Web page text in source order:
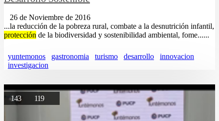
26 de Noviembre de 2016
...la reducción de la pobreza rural, combate a la desnutrición infantil,
protección de la biodiversidad y sostenibilidad ambiental, fome......
yuntemonos gastronomia turismo desarrollo
innovacion
investigacion
143 119